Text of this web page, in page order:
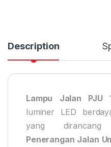
Description
Lampu Jalan PJU
luminer LED
yang
Penerangan Jalan